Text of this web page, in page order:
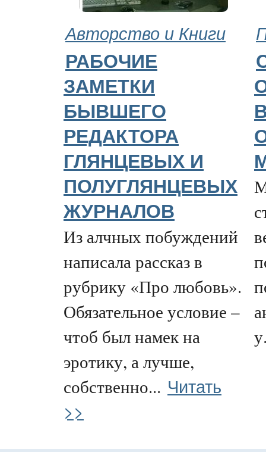
Авторство и Книги
РАБОЧИЕ
ЗАМЕТКИ
БЫВШЕГО
РЕДАКТОРА
ГЛЯНЦЕВЫХ И
ПОЛУГЛЯНЦЕВЫХ
ЖУРНАЛОВ
Из алчных побуждений
написала рассказ в
рубрику «Про любовь».
Обязательное условие –
чтоб был намек на
эротику, а лучше,
собственно... Читать
>>